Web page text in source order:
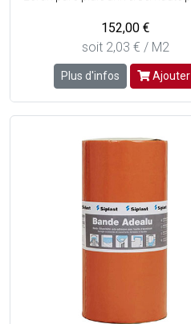
152,00 €
soit 2,03 € / M2
Plus d'infos Ajouter